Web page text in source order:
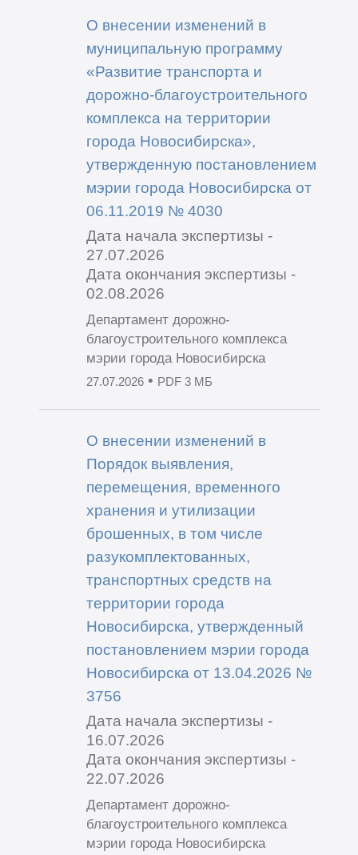
О внесении изменений в
муниципальную программу
«Развитие транспорта и
дорожно-благоустроительного
комплекса на территории
города Новосибирска»,
утвержденную постановлением
мэрии города Новосибирска от
06.11.2019 № 4030
Дата начала экспертизы -
27.07.2026
Дата окончания экспертизы -
02.08.2026
Департамент дорожно-
благоустроительного комплекса
мэрии города Новосибирска
27.07.2026• PDF 3 МБ
О внесении изменений в
Порядок выявления,
перемещения, временного
хранения и утилизации
брошенных, в том числе
разукомплектованных,
транспортных средств на
территории города
Новосибирска, утвержденный
постановлением мэрии города
Новосибирска от 13.04.2026 №
3756
Дата начала экспертизы -
16.07.2026
Дата окончания экспертизы -
22.07.2026
Департамент дорожно-
благоустроительного комплекса
мэрии города Новосибирска